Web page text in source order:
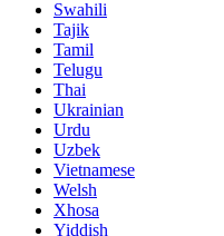
Swahili
Tajik
Tamil
Telugu
Thai
Ukrainian
Urdu
Uzbek
Vietnamese
Welsh
Xhosa
Yiddish